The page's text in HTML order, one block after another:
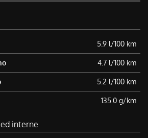
5.9 l/100 km
4.7 l/100 km
5.2 l/100 km
135.0 g/km
interne